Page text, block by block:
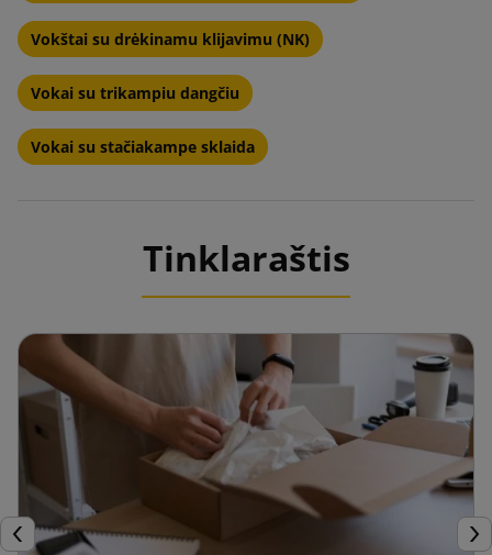
Vokštai su drėkinamu klijavimu (NK)
Vokai su trikampiu dangčiu
Vokai su stačiakampe sklaida
Tinklaraštis
Ankstesnis